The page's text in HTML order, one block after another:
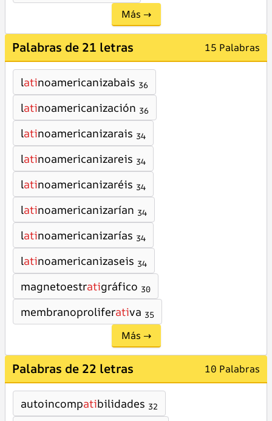
Más →
Palabras de 21 letras 15 Palabras
latinoamericanizabais 36
latinoamericanización 36
latinoamericanizarais 34
latinoamericanizareis 34
latinoamericanizaréis 34
latinoamericanizarían 34
latinoamericanizarías 34
latinoamericanizaseis 34
magnetoestratigráfico 30
membranoproliferativa 35
Más →
Palabras de 22 letras 10 Palabras
autoincompatibilidades 32